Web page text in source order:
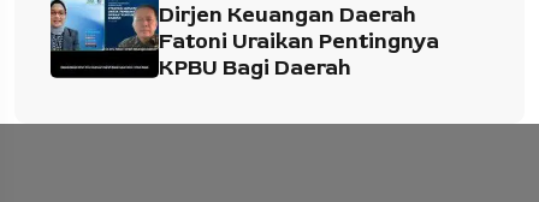
Dirjen Keuangan Daerah
Fatoni Uraikan Pentingnya
KPBU Bagi Daerah